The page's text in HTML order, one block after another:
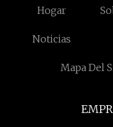
Hogar
Noticias
Mapa Del